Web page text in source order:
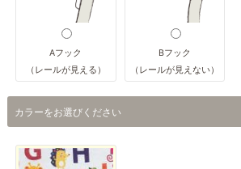
Aフック
（レールが見える）
Bフック
（レールが見えない）
カラーをお選びください